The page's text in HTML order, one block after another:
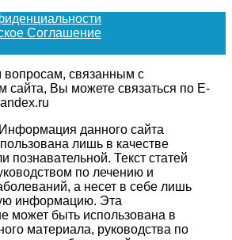
Соглашение
связанным с
сайта, Вы можете связаться по E-
Информация данного сайта
лишь в качестве
познавательной. Текст статей
по лечению и
а несет в себе лишь
информацию. Эта
может быть использована в
материала, руководства по